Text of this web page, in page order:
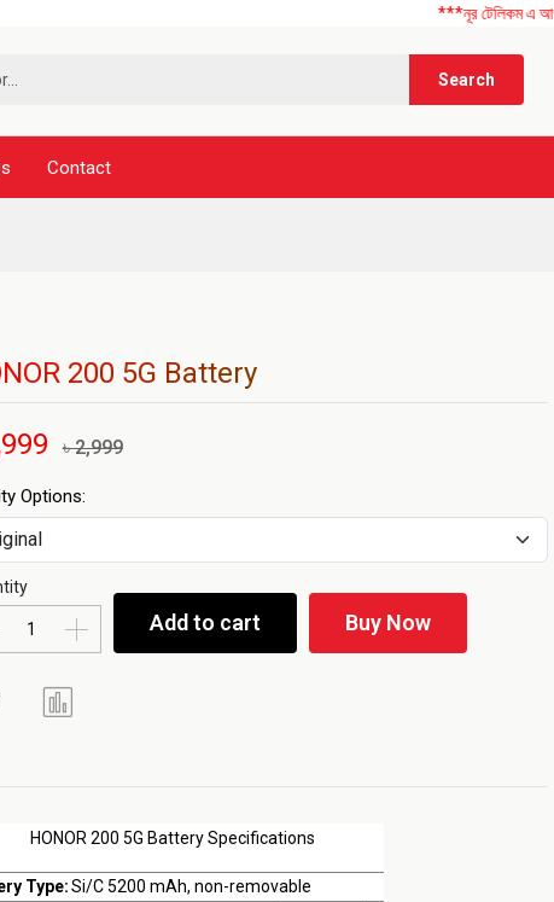
***নূর টেলিকম এ আপনাকে
Search
Contact
200 5G Battery
৳ 2,999
HONOR 200 5G Battery Specifications
Type:Si/C 5200 mAh, non-removable
Options:
Add to cart Buy Now